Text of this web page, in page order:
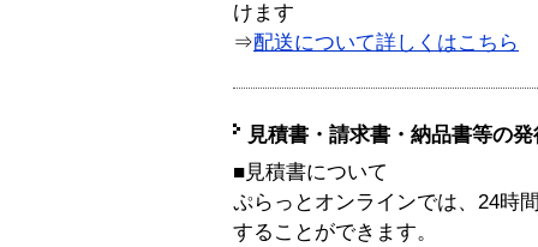
けます
⇒配送について詳しくはこちら
見積書・請求書・納品書等の
■見積書について
ぷらっとオンラインでは、24時
することができます。